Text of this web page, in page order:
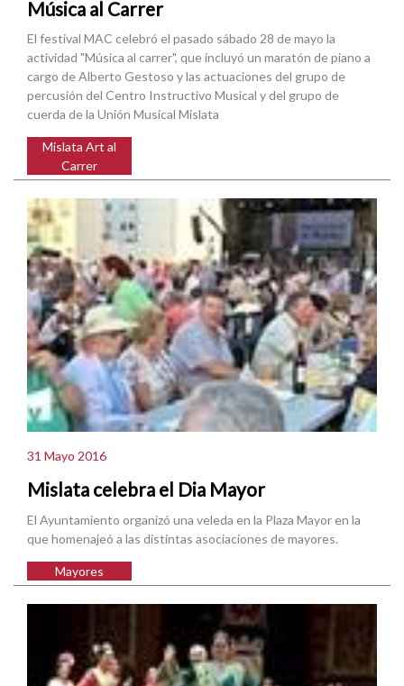
Música al Carrer
El festival MAC celebró el pasado sábado 28 de mayo la
actividad "Música al carrer", que incluyó un maratón de piano a
cargo de Alberto Gestoso y las actuaciones del grupo de
percusión del Centro Instructivo Musical y del grupo de
cuerda de la Unión Musical Mislata
Mislata Art al
Carrer
31 Mayo 2016
Mislata celebra el Dia Mayor
El Ayuntamiento organizó una veleda en la Plaza Mayor en la
que homenajeó a las distintas asociaciones de mayores.
Mayores